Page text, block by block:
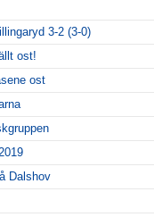
3-2 (3-0)
ost!
ost
Dalshov